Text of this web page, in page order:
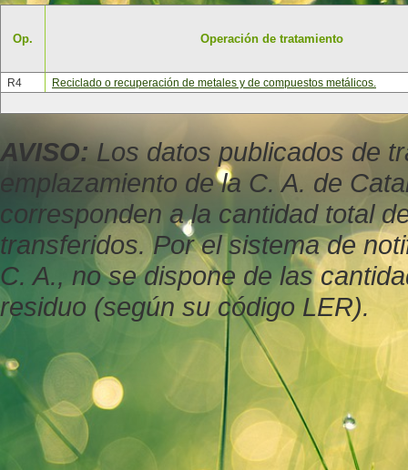
Op. Operación de tratamiento
R4 Reciclado o recuperación de metales y de compuestos metálicos.
AVISO:Los datos publicados de
emplazamiento de la C. A. de
corresponden a la cantidad total
transferidos. Por el sistema de
C. A., no se dispone de las
residuo (según su código LER).